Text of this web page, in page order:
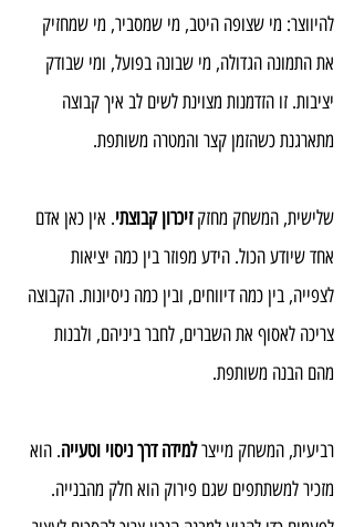
להיווצר: מי שצופה היטב, מי שמסביר, מי שמחזיק
את התמונה הגדולה, מי שבונה בפועל, ומי שבודק
יציבות. זו הזדמנות מצוינת לשים לב איך קבוצה
מתארגנת כשהזמן קצר והמטרה משותפת.
שלישית, המשחק מחזק זיכרון קבוצתי. אין כאן אדם
אחד שיודע הכול. הידע מפוזר בין כמה יציאות
לצפייה, בין כמה דיווחים, ובין כמה ניסיונות. הקבוצה
צריכה לאסוף את השברים, לחבר ביניהם, ולבנות
מהם הבנה משותפת.
רביעית, המשחק מייצר למידה דרך ניסוי וטעייה. הוא
מזכיר למשתתפים שגם פירוק הוא חלק מהבנייה.